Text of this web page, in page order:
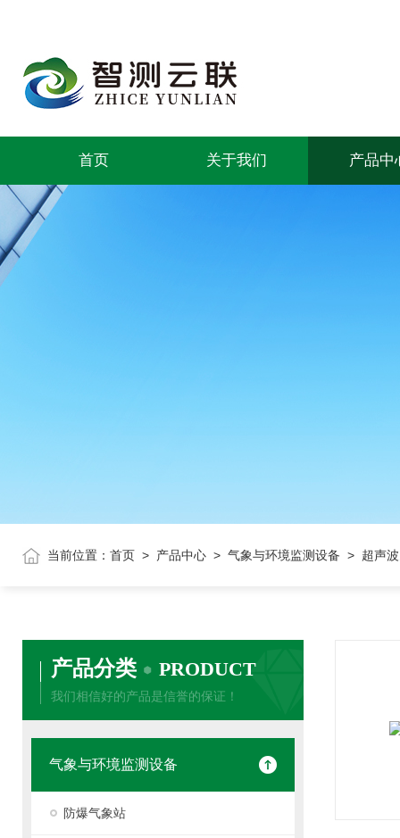
首页 关于我们 产品中
当前位置： 首页 > 产品中心 > 气象与环境监测设备 > 超声
产品分类 PRODUCT
我们相信好的产品是信誉的保证！
气象与环境监测设备
防爆气象站